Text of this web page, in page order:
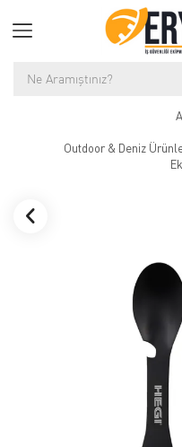
Outdoor & Deniz